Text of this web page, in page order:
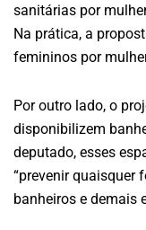
sanitárias por
Na prática, a
femininos por
Por outro lado, o
disponibilizem
deputado, esses
“prevenir quaisquer
banheiros e demais